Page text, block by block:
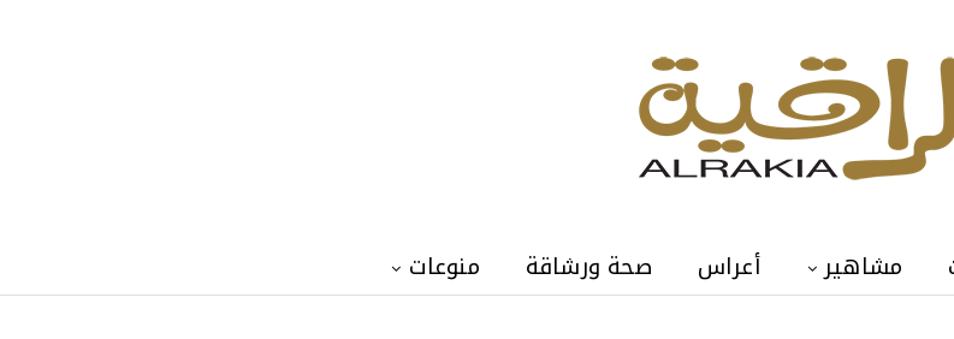
مشاهير أعراس صحة ورشاقة منوعات